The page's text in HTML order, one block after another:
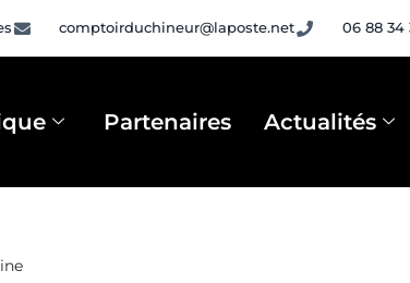
comptoirduchineur@laposte.net 06 88 34
Partenaires Actualités